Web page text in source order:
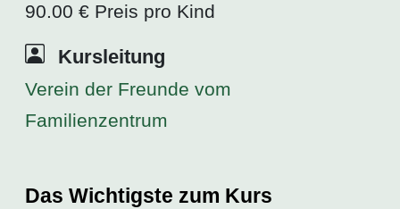
90.00 € Preis pro Kind
Kursleitung
Verein der Freunde vom
Familienzentrum
Das Wichtigste zum Kurs